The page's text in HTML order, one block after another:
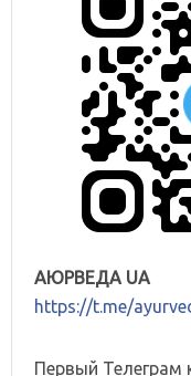
АЮРВЕДА UA
https://t.me/
Первый Телеграм